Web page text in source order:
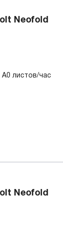
Neofold
листов/час
Neofold